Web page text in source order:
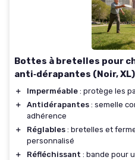
Bottes à bretelles pour
anti‑dérapantes (Noir, XL)
＋ Imperméable : protège les
＋
Antidérapantes : semelle
adhérence
＋
Réglables : bretelles et
personnalisé
＋
Réfléchissant : bande pour